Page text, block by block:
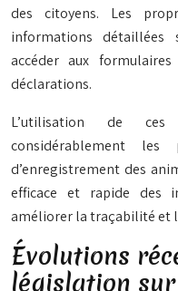
des citoyens. Les
informations
accéder aux
déclarations.
L’utilisation de ces
considérablement
d’enregistrement des
efficace et rapide des
améliorer la traçabilité et
Évolutions
législation